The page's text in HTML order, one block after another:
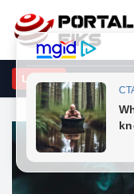
LAJME
Ndërkombëtarët të